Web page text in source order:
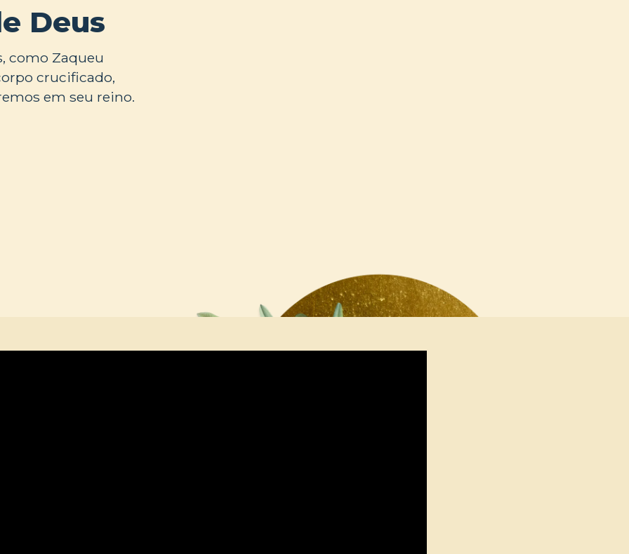
Deus
como Zaqueu
crucificado,
em seu reino.